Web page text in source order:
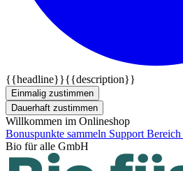
{{headline}}{{description}}
Einmalig zustimmen
Dauerhaft zustimmen
Willkommen im Onlineshop
Bonuspunkte sammeln Support Bereich
Bio für alle GmbH